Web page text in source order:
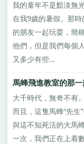
我的童年不是黯淡無
在我9歲的暑假。那
的朋友一起玩耍，簡
他們，但是我們每個
又多少有些...
馬蜂飛進教室的那
大千時代，無奇不有
而且，這隻馬蜂“先生
與這不知死活的大馬
一次，我們正在上着